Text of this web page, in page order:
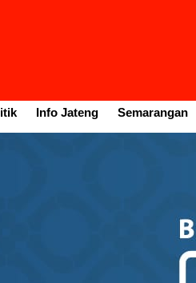
Info Jateng Semarangan